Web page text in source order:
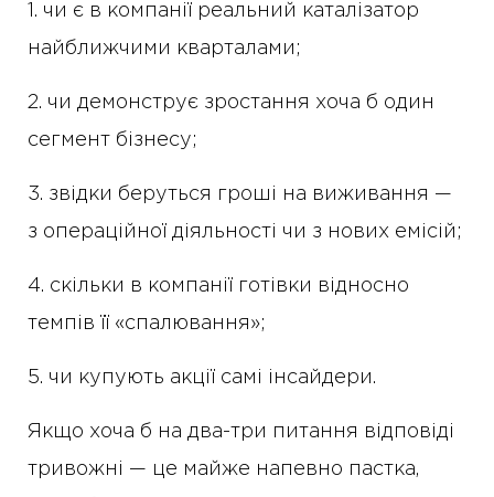
1. чи є в компанії реальний каталізатор
найближчими кварталами;
2. чи демонструє зростання хоча б один
сегмент бізнесу;
3. звідки беруться гроші на виживання —
з операційної діяльності чи з нових емісій;
4. скільки в компанії готівки відносно
темпів її «спалювання»;
5. чи купують акції самі інсайдери.
Якщо хоча б на два-три питання відповіді
тривожні — це майже напевно пастка,